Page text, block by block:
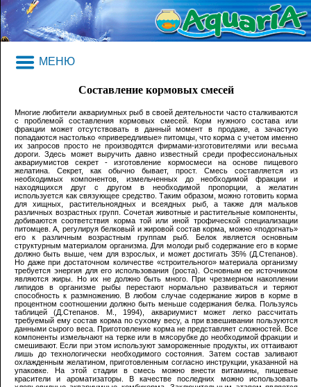
МЕНЮ
Составление кормовых смесей
Многие любители аквариумных рыб в своей деятельности часто сталкиваются
с проблемой составления кормовых смесей. Корм нужного состава или
фракции может отсутствовать в данный момент в продаже, а зачастую
попадаются настолько «привередливые» питомцы, что корма с учетом именно
их запросов просто не производятся фирмами-изготовителями или весьма
дороги. Здесь может выручить давно известный среди профессиональных
аквариумистов секрет - изготовление кормосмеси на основе пищевого
желатина. Секрет, как обычно бывает, прост. Смесь составляется из
необходимых компонентов, измельченных до необходимой фракции и
находящихся друг с другом в необходимой пропорции, а желатин
используется как связующее средство. Таким образом, можно готовить корма
для хищных, растительноядных и всеядных рыб, а также для мальков
различных возрастных групп. Сочетая животные и растительные компоненты,
добиваются соответствия корма той или иной трофической специализации
питомцев. А, регулируя белковый и жировой состав корма, можно «подогнать»
его к различным возрастным группам рыб. Белок является основным
структурным материалом организма. Для молоди рыб содержание его в корме
должно быть выше, чем для взрослых, и может достигать 35% (Д.Степанов).
Но даже при достаточном количестве «строительного» материала организму
требуется энергия для его использования (роста). Основным ее источником
являются жиры. Но их не должно быть много. При чрезмерном накоплении
липидов в организме рыбы перестают нормально развиваться и теряют
способность к размножению. В любом случае содержание жиров в корме в
процентном соотношении должно быть меньше содержания белка. Пользуясь
таблицей (Д.Степанов. М., 1994), аквариумист может легко рассчитать
требуемый ему состав корма по сухому весу, а при взвешивании пользуются
данными сырого веса. Приготовление корма не представляет сложностей. Все
компоненты измельчают на терке или в мясорубке до необходимой фракции и
смешивают. Если при этом используют замороженные продукты, их оттаивают
лишь до технологически необходимого состояния. Затем состав заливают
охлажденным желатином, приготовленным согласно инструкции, указанной на
упаковке. На этой стадии в смесь можно внести витамины, пищевые
красители и ароматизаторы. В качестве последних можно использовать